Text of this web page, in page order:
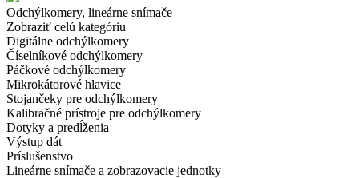
Odchýlkomery, lineárne snímače
Zobraziť celú kategóriu
Digitálne odchýlkomery
Číselníkové odchýlkomery
Páčkové odchýlkomery
Mikrokátorové hlavice
Stojančeky pre odchýlkomery
Kalibračné prístroje pre odchýlkomery
Dotyky a predĺženia
Výstup dát
Príslušenstvo
Lineárne snímače a zobrazovacie jednotky